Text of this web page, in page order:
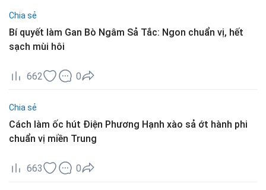
Chia sẻ
Bí quyết làm Gan Bò Ngâm Sả Tắc: Ngon chuẩn vị, hết
sạch mùi hôi
662 0
Chia sẻ
Cách làm ốc hút Điện Phương Hạnh xào sả ớt hành phi
chuẩn vị miền Trung
663 0